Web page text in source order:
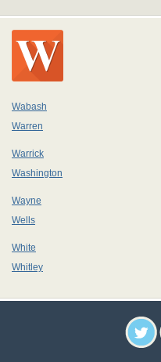
Wabash
Warren
Warrick
Washington
Wayne
Wells
White
Whitley